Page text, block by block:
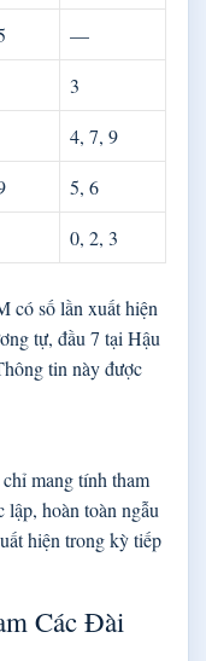
—
3
4, 7, 9
5, 6
0, 2, 3
có số lần xuất hiện
tự, đầu 7 tại Hậu
tin này được
mang tính tham
hoàn toàn ngẫu
hiện trong kỳ tiếp
Các Đài